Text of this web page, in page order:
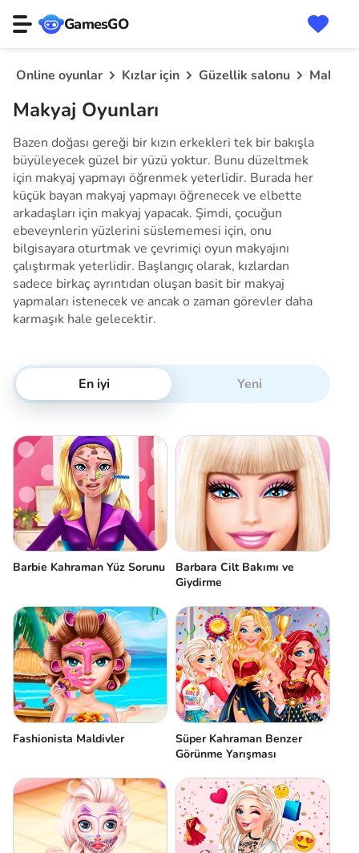
GamesGO
Online oyunlar Kızlar için Güzellik salonu Makyaj
Makyaj Oyunları
Bazen doğası gereği bir kızın erkekleri tek bir bakışla
büyüleyecek güzel bir yüzü yoktur. Bunu düzeltmek
için makyaj yapmayı öğrenmek yeterlidir. Burada her
küçük bayan makyaj yapmayı öğrenecek ve elbette
arkadaşları için makyaj yapacak. Şimdi, çocuğun
ebeveynlerin yüzlerini süslememesi için, onu
bilgisayara oturtmak ve çevrimiçi oyun makyajını
çalıştırmak yeterlidir. Başlangıç olarak, kızlardan
sadece birkaç ayrıntıdan oluşan basit bir makyaj
yapmaları istenecek ve ancak o zaman görevler daha
karmaşık hale gelecektir.
En iyi Yeni
Barbie Kahraman Yüz Sorunu
Barbara Cilt Bakımı ve
Giydirme
Fashionista Maldivler
Süper Kahraman Benzer
Görünme Yarışması